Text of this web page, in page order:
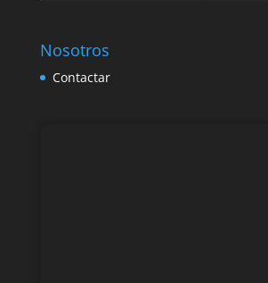
Nosotros
Contactar